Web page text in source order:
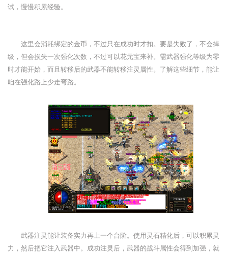
试，慢慢积累经验。
这里会消耗绑定的金币，不过只在成功时才扣。要是失败了，不会掉
级，但会损失一次强化次数，不过可以花元宝来补。需武器强化等级为零
时才能开始，而且转移后的武器不能转移注灵属性。了解这些细节，能让
咱在强化路上少走弯路。
武器注灵能让装备实力再上一个台阶。使用灵石精化后，可以积累灵
力，然后把它注入武器中。成功注灵后，武器的战斗属性会得到加强，就